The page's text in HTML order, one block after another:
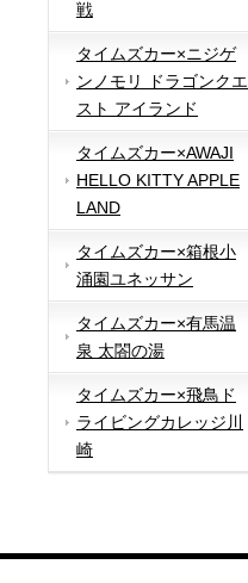
戦
タイムズカー×ニジゲ
ンノモリ ドラゴンクエ
スト アイランド
タイムズカー×AWAJI
HELLO KITTY APPLE
LAND
タイムズカー×箱根小
涌園ユネッサン
タイムズカー×有馬温
泉 太閤の湯
タイムズカー×飛鳥ド
ライビングカレッジ川
崎